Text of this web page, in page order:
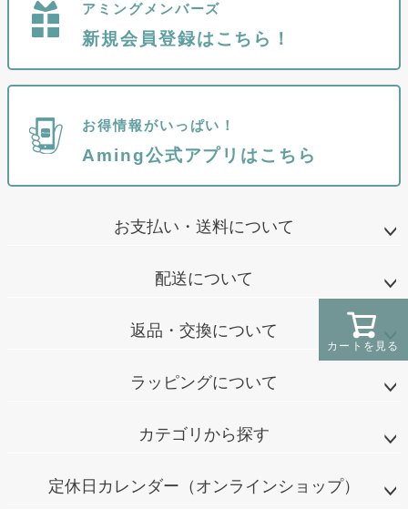
カートを見る
アミングメンバーズ
新規会員登録はこちら！
お得情報がいっぱい！
Aming公式アプリはこちら
お支払い・送料について
配送について
返品・交換について
ラッピングについて
カテゴリから探す
定休日カレンダー（オンラインショップ）